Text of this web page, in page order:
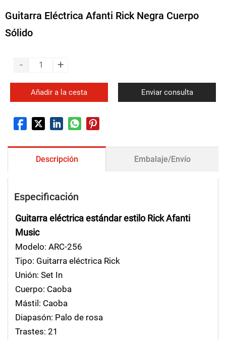
Guitarra Eléctrica Afanti Rick Negra Cuerpo
Sólido
- +
Añadir a la cesta Enviar consulta
Descripción Embalaje/Envío
Especificación
Guitarra eléctrica estándar estilo Rick Afanti
Music
Modelo: ARC-256
Tipo: Guitarra eléctrica Rick
Unión: Set In
Cuerpo: Caoba
Mástil: Caoba
Diapasón: Palo de rosa
Trastes: 21